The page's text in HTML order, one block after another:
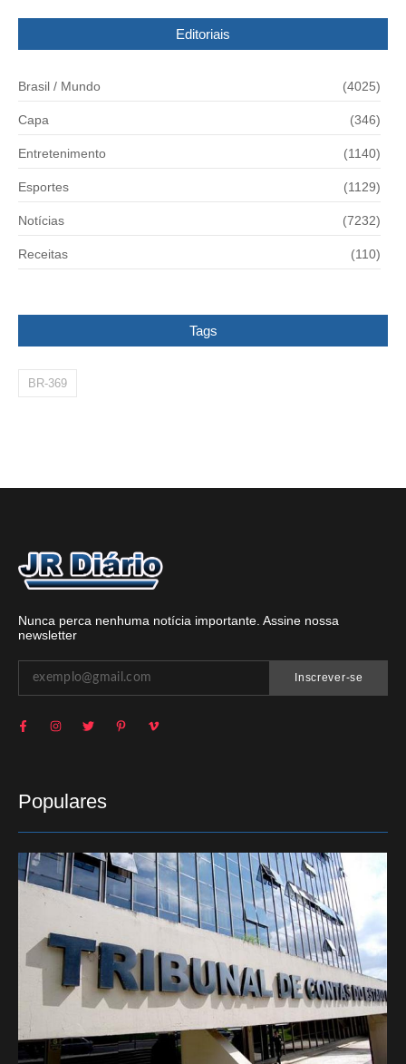
Editoriais
Brasil / Mundo (4025)
Capa (346)
Entretenimento (1140)
Esportes (1129)
Notícias (7232)
Receitas (110)
Tags
BR-369
Nunca perca nenhuma notícia importante. Assine nossa
newsletter
Inscrever-se
Populares